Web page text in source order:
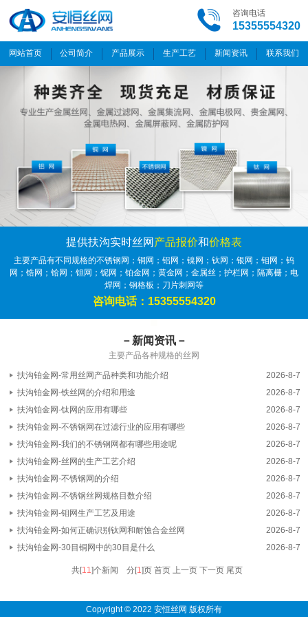
咨询电话
15355554320
网站首页 公司简介 产品展示 生产工艺 新闻资讯 联系我们
提供扶沟实时丝网 产品报价和价格表
主要产品有不同规格的不锈钢网；铜网；铝网；镍网；钛网；银网；钼网；钨
网；锆网；铪网；钽网；铌网；铂金网；黄金网；金属丝；护栏网；隔离栅；电
焊网；钢格板；刀片刺网等
咨询电话：15355554320
－新闻资讯－
主要产品各种规格的丝网
扶沟铂金网-常用丝网产品种类和功能介绍
2026-8-7
扶沟铂金网-铁丝网的介绍和用途
2026-8-7
扶沟铂金网-钛网的应用有哪些
2026-8-7
扶沟铂金网-不锈钢网在过滤行业的应用有哪些
2026-8-7
扶沟铂金网-我们的不锈钢网都有哪些用途呢
2026-8-7
扶沟铂金网-丝网的生产工艺介绍
2026-8-7
扶沟铂金网-不锈钢网的介绍
2026-8-7
扶沟铂金网-不锈钢丝网规格目数介绍
2026-8-7
扶沟铂金网-钼网生产工艺及用途
2026-8-7
扶沟铂金网-如何正确识别钛网和耐蚀合金丝网
2026-8-7
扶沟铂金网-30目铜网中的30目是什么
2026-8-7
共[11]个新闻 分[1]页 首页 上一页 下一页 尾页
Copyright © 2022 安恒丝网 版权所有